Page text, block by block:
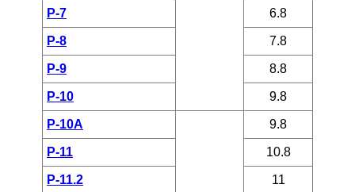
P-7 6.8
P-8 7.8
P-9 8.8
P-10 9.8
P-10A 9.8
P-11 10.8
P-11.2 11